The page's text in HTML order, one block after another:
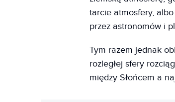
tarcie atmosfery,
przez astronomów i
Tym razem jednak
rozległej sfery
między Słońcem a